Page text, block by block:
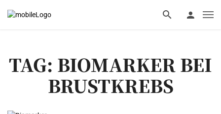
TAG: BIOMARKER BEI
BRUSTKREBS